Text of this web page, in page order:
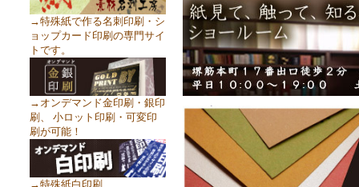
→特殊紙で作る名刺印刷・シ
ョップカード印刷の専門サイ
トです。
→オンデマンド金印刷・銀印
刷、 小ロット印刷・可変印
刷が可能！
→特殊紙白印刷